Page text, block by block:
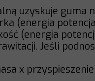
uzyskuje guma
(energia
(energia
Jeśli
x